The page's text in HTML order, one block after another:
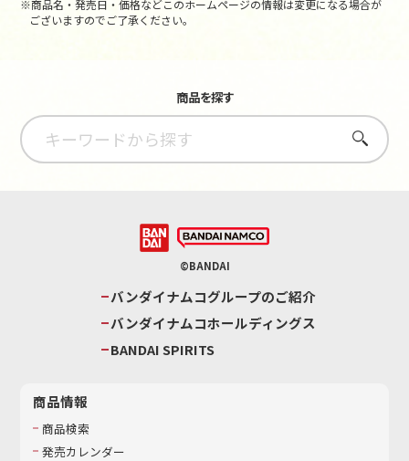
※商品名・発売日・価格などこのホームページの情報は変更になる場合が
ございますのでご了承ください。
商品を探す
さがす
©BANDAI
バンダイナムコグループのご紹介
バンダイナムコホールディングス
BANDAI SPIRITS
商品情報
商品検索
発売カレンダー